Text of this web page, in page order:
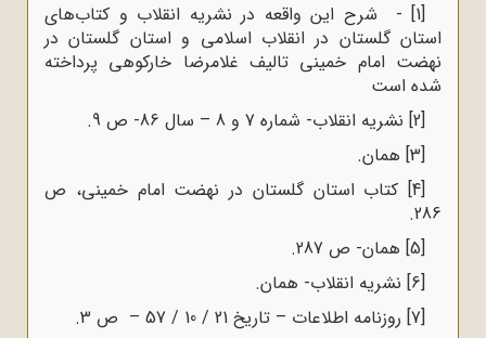
[1] - شرح این واقعه در نشریه انقلاب و کتاب‌های
استان گلستان در انقلاب اسلامی و استان گلستان در
نهضت امام خمینی تالیف غلامرضا خارکوهی پرداخته
شده است
[2] نشریه انقلاب- شماره 7 و 8 – سال 86- ص 9.
[3] همان.
[4] کتاب استان گلستان در نهضت امام خمینی، ص
286.
[5] همان- ص 287.
[6] نشریه انقلاب- همان.
[7] روزنامه اطلاعات – تاریخ 21 / 10 / 57 – ص 3.